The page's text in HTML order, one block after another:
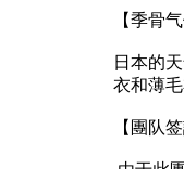
【季骨气
日本的
衣和薄
【團队